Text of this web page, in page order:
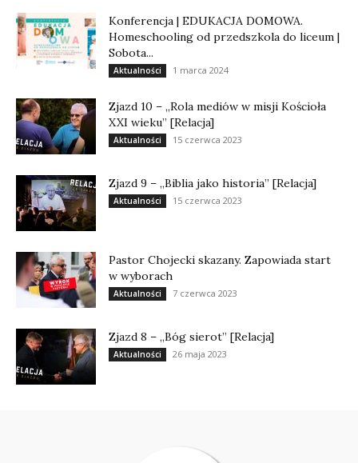
Konferencja | EDUKACJA DOMOWA.
Homeschooling od przedszkola do liceum |
Sobota...
Aktualności 1 marca 2024
Zjazd 10 – „Rola mediów w misji Kościoła
XXI wieku” [Relacja]
Aktualności 15 czerwca 2023
Zjazd 9 – „Biblia jako historia” [Relacja]
Aktualności 15 czerwca 2023
Pastor Chojecki skazany. Zapowiada start
w wyborach
Aktualności 7 czerwca 2023
Zjazd 8 – „Bóg sierot” [Relacja]
Aktualności 26 maja 2023